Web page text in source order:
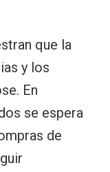
que la
y los
En
se espera
de